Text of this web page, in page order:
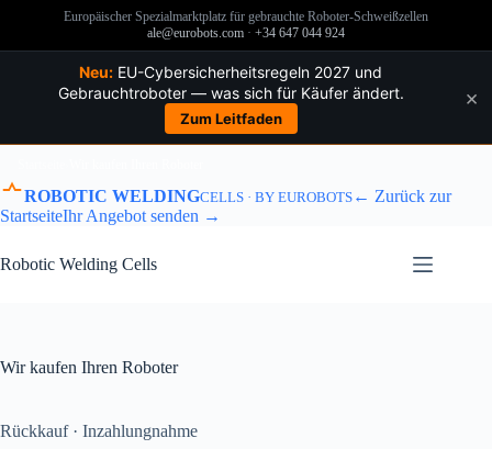
Europäischer Spezialmarktplatz für gebrauchte Roboter-Schweißzellen
ale@eurobots.com · +34 647 044 924
Neu: EU-Cybersicherheitsregeln 2027 und
Gebrauchtroboter — was sich für Käufer ändert.
Zum Leitfaden
×
ROBOTIC WELDINGCELLS · BY EUROBOTS ← Zurück zur
StartseiteIhr Angebot senden →
Inhalt
springen
Robotic Welding Cells
Wir kaufen Ihren Roboter
Rückkauf · Inzahlungnahme